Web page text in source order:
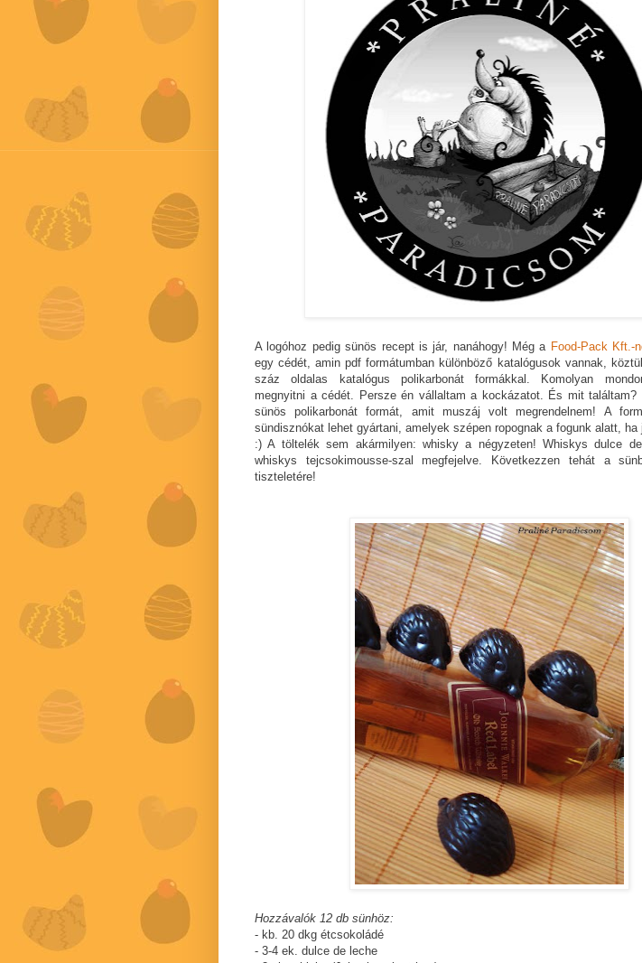
A logóhoz pedig sünös recept is jár, nanáhogy! Még a Food-Pack Kft.-
egy cédét, amin pdf formátumban különböző katalógusok vannak,
száz oldalas katalógus polikarbonát formákkal. Komolyan
megnyitni a cédét. Persze én vállaltam a kockázatot. És mit találtam?
sünös polikarbonát formát, amit muszáj volt megrendelnem! A
sündisznókat lehet gyártani, amelyek szépen ropognak a fogunk alatt, ha
:) A töltelék sem akármilyen: whisky a négyzeten! Whiskys dulce
whiskys tejcsokimousse-szal megfejelve. Következzen tehát a
tiszteletére!
Hozzávalók 12 db sünhöz:
- kb. 20 dkg étcsokoládé
- 3-4 ek. dulce de leche